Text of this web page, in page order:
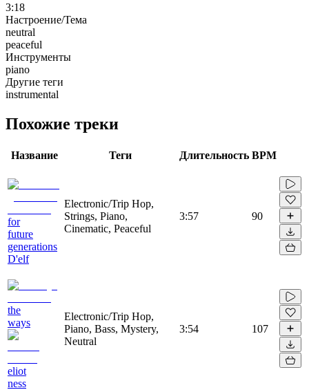
3:18
Настроение/Тема
neutral
peaceful
Инструменты
piano
Другие теги
instrumental
Похожие треки
Название Теги Длительность BPM
for
future
generations
D'elf
Electronic/Trip Hop,
Strings, Piano,
Cinematic, Peaceful
3:57 90
the
ways
eliot
ness
Electronic/Trip Hop,
Piano, Bass, Mystery,
Neutral
3:54 107